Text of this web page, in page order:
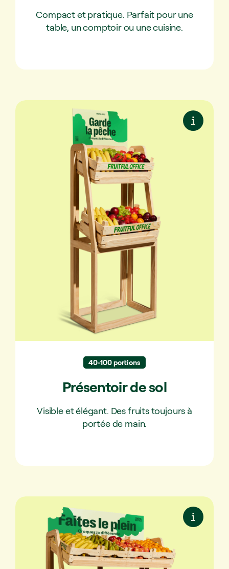
Compact et pratique. Parfait pour une
table, un comptoir ou une cuisine.
40-100 portions
Présentoir de sol
Visible et élégant. Des fruits toujours à
portée de main.
Présentoir de sol
Visible et élégant. Des fruits toujours à
portée de main.
✔ Pour 40 à 100 personnes
Présentoir XXL
Pour les gros appétits. Parfait pour les
grands bureaux ou les lieux très